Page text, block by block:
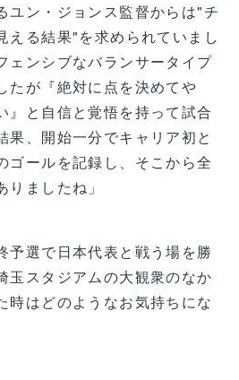
ユン・ジョンス監督からは"チ
える結果"を求められていまし
ェンシブなバランサータイプ
たが『絶対に点を決めてや
』と自信と覚悟を持って試合
果、開始一分でキャリア初と
ゴールを記録し、そこから全
ましたね」
予選で日本代表と戦う場を勝
玉スタジアムの大観衆のなか
時はどのようなお気持ちにな